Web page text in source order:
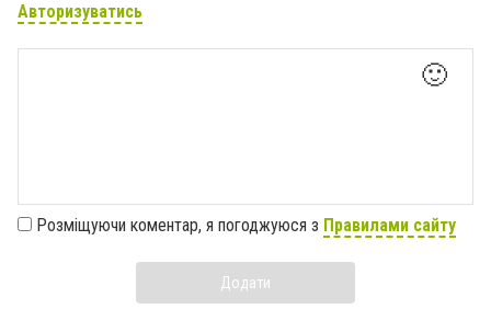
Авторизуватись
🙂
Розміщуючи коментар, я погоджуюся з Правилами сайту
Додати